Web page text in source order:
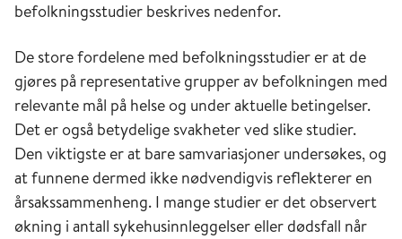
barneårene og til slutt utvikling av KOLS i
voksen alder. Astma og KOLS har felles
genetiske og miljømessige risikofaktorer. Hvilke
kombinasjoner av miljøfaktorer og på hvilket
stadium av livet man eksponeres, kan være
avgjørende for om man utvikler astma eller
KOLS [13]. En norsk undersøkelse indikerte at
rundt 7 % i alderen 26–82 år, det vil si om lag
200 000 voksne personer, har KOLS [14] og vil
befolkningsstudier beskrives nedenfor.
De store fordelene med befolkningsstudier er at de
gjøres på representative grupper av befolkningen med
relevante mål på helse og under aktuelle betingelser.
Det er også betydelige svakheter ved slike studier.
Den viktigste er at bare samvariasjoner undersøkes, og
at funnene dermed ikke nødvendigvis reflekterer en
årsakssammenheng. I mange studier er det observert
økning i antall sykehusinnleggelser eller dødsfall når